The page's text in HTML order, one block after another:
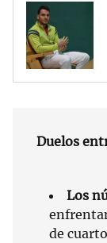
Duelos
Los
de